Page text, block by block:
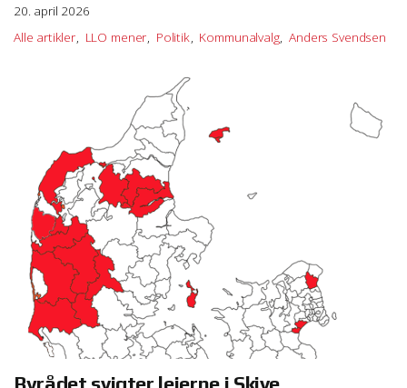
20. april 2026
Alle artikler
LLO mener Politik Kommunalvalg Anders Svendsen